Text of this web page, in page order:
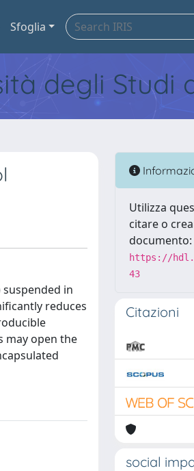
Sfoglia
degli Studi
in
reduces
may open the
Utilizza
citare o
documento:
https://
43
Citazioni
social